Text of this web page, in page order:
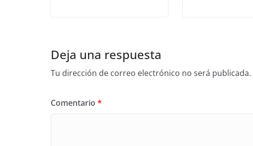
Deja una respuesta
Tu dirección de correo electrónico no será publicada.
Comentario *